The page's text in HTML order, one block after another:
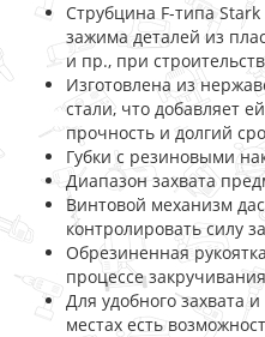
Струбцина F-типа
зажима деталей из
и пр., при
Изготовлена из
стали, что добавляет
прочность и долгий
Губки с резиновыми
Диапазон захвата
Винтовой механизм
контролировать силу
Обрезиненная
процессе закручивания
Для удобного захвата
местах есть